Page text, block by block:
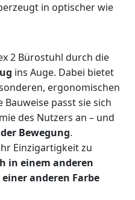
in optischer wie
2 Bürostuhl durch die
ins Auge. Dabei bietet
ergonomischen
passt sie sich
des Nutzers an – und
Bewegung.
Einzigartigkeit zu
in einem anderen
anderen Farbe